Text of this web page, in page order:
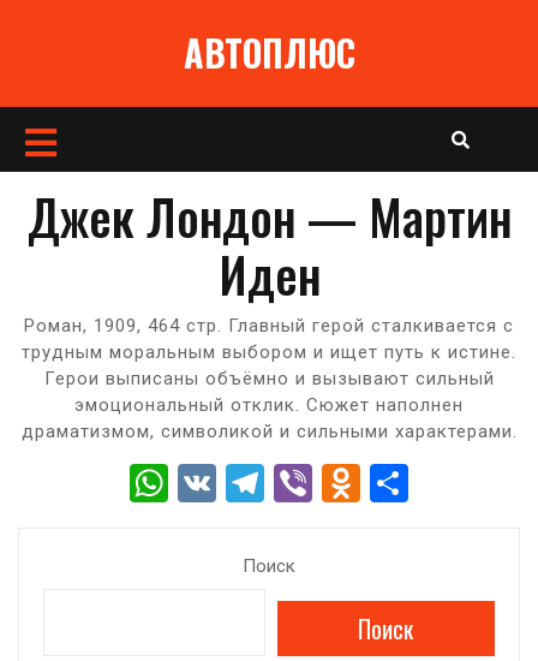
АВТОПЛЮС
Кнопка
Открыть
Джек Лондон — Мартин
Иден
Роман, 1909, 464 стр. Главный герой сталкивается с
трудным моральным выбором и ищет путь к истине.
Герои выписаны объёмно и вызывают сильный
эмоциональный отклик. Сюжет наполнен
драматизмом, символикой и сильными характерами.
W V T
e
gr
Vi O
o
kl
р
Поиск
Поиск